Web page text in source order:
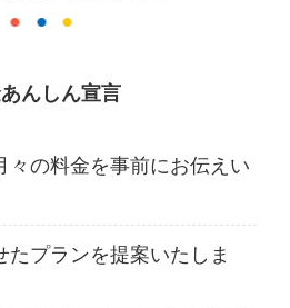
んしん宣言
々の料金を事前にお伝えい
たプランを提案いたしま